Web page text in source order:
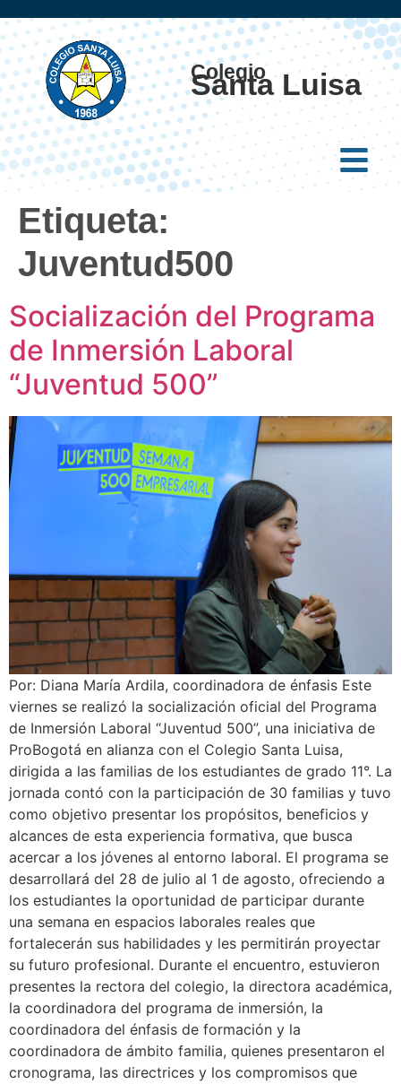
Colegio
Santa Luisa
Etiqueta:
Juventud500
Socialización del Programa
de Inmersión Laboral
“Juventud 500”
Por: Diana María Ardila, coordinadora de énfasis Este
viernes se realizó la socialización oficial del Programa
de Inmersión Laboral “Juventud 500”, una iniciativa de
ProBogotá en alianza con el Colegio Santa Luisa,
dirigida a las familias de los estudiantes de grado 11°. La
jornada contó con la participación de 30 familias y tuvo
como objetivo presentar los propósitos, beneficios y
alcances de esta experiencia formativa, que busca
acercar a los jóvenes al entorno laboral. El programa se
desarrollará del 28 de julio al 1 de agosto, ofreciendo a
los estudiantes la oportunidad de participar durante
una semana en espacios laborales reales que
fortalecerán sus habilidades y les permitirán proyectar
su futuro profesional. Durante el encuentro, estuvieron
presentes la rectora del colegio, la directora académica,
la coordinadora del programa de inmersión, la
coordinadora del énfasis de formación y la
coordinadora de ámbito familia, quienes presentaron el
cronograma, las directrices y los compromisos que